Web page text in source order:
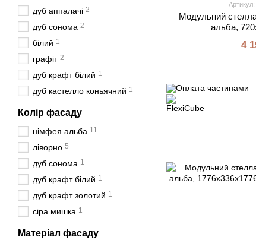
Модульний
альба,
4
дуб аппалачі 2
дуб сонома 2
білий 1
графіт 2
дуб крафт білий 1
дуб кастелло коньячний 1
Колір фасаду
німфея альба 11
ліворно 5
дуб сонома 1
дуб крафт білий 1
дуб крафт золотий 1
сіра мишка 1
Матеріал фасаду